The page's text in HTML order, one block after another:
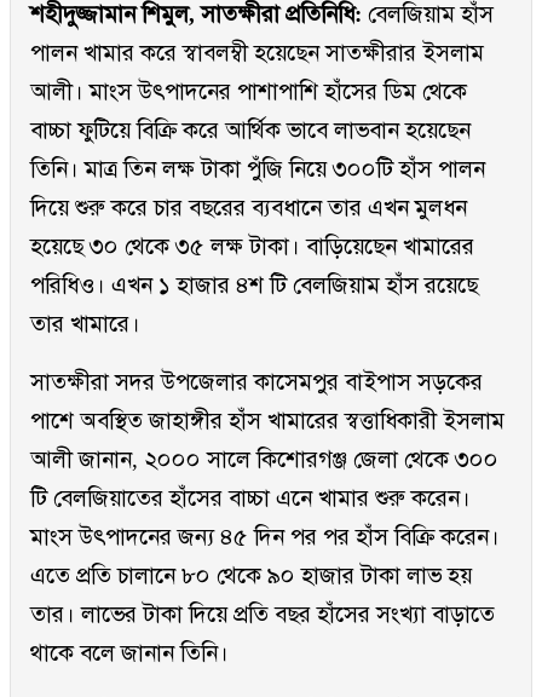
শহীদুজ্জামান শিমুল, সাতক্ষীরা প্রতিনিধি: বেলজিয়াম হাঁস
পালন খামার করে স্বাবলম্বী হয়েছেন সাতক্ষীরার ইসলাম
আলী। মাংস উৎপাদনের পাশাপাশি হাঁসের ডিম থেকে
বাচ্চা ফুটিয়ে বিক্রি করে আর্থিক ভাবে লাভবান হয়েছেন
তিনি। মাত্র তিন লক্ষ টাকা পুঁজি নিয়ে ৩০০টি হাঁস পালন
দিয়ে শুরু করে চার বছরের ব্যবধানে তার এখন মুলধন
হয়েছে ৩০ থেকে ৩৫ লক্ষ টাকা। বাড়িয়েছেন খামারের
পরিধিও। এখন ১ হাজার ৪শ টি বেলজিয়াম হাঁস রয়েছে
তার খামারে।
সাতক্ষীরা সদর উপজেলার কাসেমপুর বাইপাস সড়কের
পাশে অবস্থিত জাহাঙ্গীর হাঁস খামারের স্বত্তাধিকারী ইসলাম
আলী জানান, ২০০০ সালে কিশোরগঞ্জ জেলা থেকে ৩০০
টি বেলজিয়াতের হাঁসের বাচ্চা এনে খামার শুরু করেন।
মাংস উৎপাদনের জন্য ৪৫ দিন পর পর হাঁস বিক্রি করেন।
এতে প্রতি চালানে ৮০ থেকে ৯০ হাজার টাকা লাভ হয়
তার। লাভের টাকা দিয়ে প্রতি বছর হাঁসের সংখ্যা বাড়াতে
থাকে বলে জানান তিনি।